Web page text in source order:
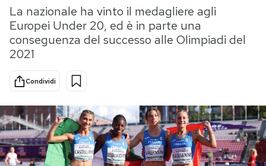
Tecnologia
Internet
Scienza
Economia
Sport
Storie/Idee
Ok Boomer!
Media
PODCAST
La nazionale ha vinto il medagliere agli
Europei Under 20, ed è in parte una
conseguenza del successo alle Olimpiadi del
2021
Condividi